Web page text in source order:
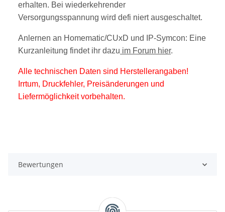
erhalten. Bei wiederkehrender
Versorgungsspannung wird defi niert ausgeschaltet.
Anlernen an Homematic/CUxD und IP-Symcon: Eine
Kurzanleitung findet ihr dazu im Forum hier.
Alle technischen Daten sind Herstellerangaben!
Irrtum, Druckfehler, Preisänderungen und
Liefermöglichkeit vorbehalten.
Bewertungen